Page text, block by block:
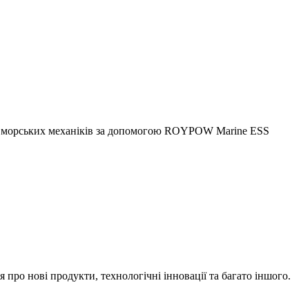
механіків за допомогою ROYPOW Marine ESS
нові продукти, технологічні інновації та багато іншого.